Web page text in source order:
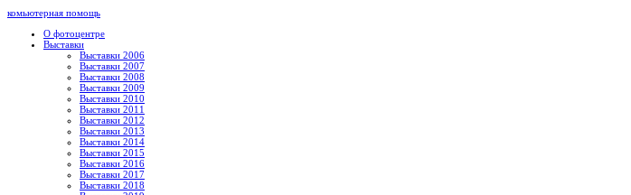
комьютерная помощь
О фотоцентре
Выставки
Выставки 2006
Выставки 2007
Выставки 2008
Выставки 2009
Выставки 2010
Выставки 2011
Выставки 2012
Выставки 2013
Выставки 2014
Выставки 2015
Выставки 2016
Выставки 2017
Выставки 2018